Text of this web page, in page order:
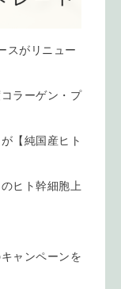
スがリニュー
ラーゲン・プ
【純国産ヒト
ヒト幹細胞上
ャンペーンを